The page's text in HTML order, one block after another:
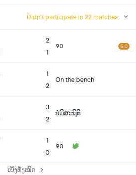
Didn't participate in 22 matches
2
1
90 5.0
1
2
On the bench
3
2
ບໍ່ມີສະຖິຕິ
1
0
90
ເບິ່ງທັງໝົດ